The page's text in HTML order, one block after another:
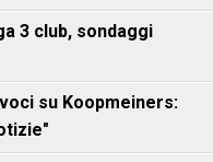
3 club, sondaggi
su Koopmeiners: